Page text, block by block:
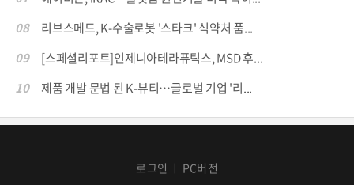
08
리브스메드, K-수술로봇 '스타크' 식약처 품...
09
[스페셜리포트]인제니아테라퓨틱스, MSD 후...
10
제품 개발 문법 된 K-뷰티…글로벌 기업 '리...
로그인 PC버전